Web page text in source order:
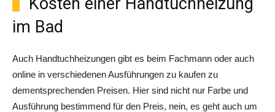
im Bad
Auch Handtuchheizungen gibt es beim Fachmann oder auch
online in verschiedenen Ausführungen zu kaufen zu
dementsprechenden Preisen. Hier sind nicht nur Farbe und
Ausführung bestimmend für den Preis, nein, es geht auch um